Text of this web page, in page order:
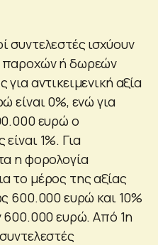
συντελεστές ισχύουν
παροχών ή δωρεών
αντικειμενική αξία
είναι 0%, ενώ για
ευρώ ο
1%. Για
η φορολογία
το μέρος της αξίας
600.000 ευρώ και 10%
600.000 ευρώ. Από 1η